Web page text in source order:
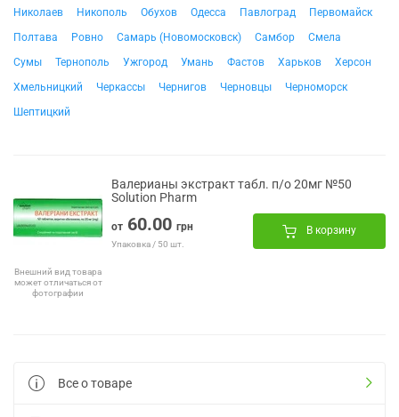
Николаев
Никополь Обухов Одесса Павлоград
Первомайск
Полтава
Ровно Самарь (Новомосковск) Самбор
Смела
Сумы
Тернополь Ужгород Умань Фастов Харьков
Херсон
Хмельницкий
Черкассы Чернигов Черновцы
Черноморск
Шептицкий
Внешний вид товара
может отличаться от
фотографии
Валерианы экстракт табл. п/о 20мг №50
Solution Pharm
от 60.00 грн
Упаковка / 50 шт.
В корзину
Все о товаре